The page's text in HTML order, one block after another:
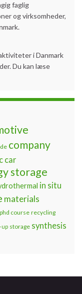
faglig
og virksomheder,
i Danmark
Du kan læse
company
car
storage
in situ
materials
phd course recycling
up storage synthesis